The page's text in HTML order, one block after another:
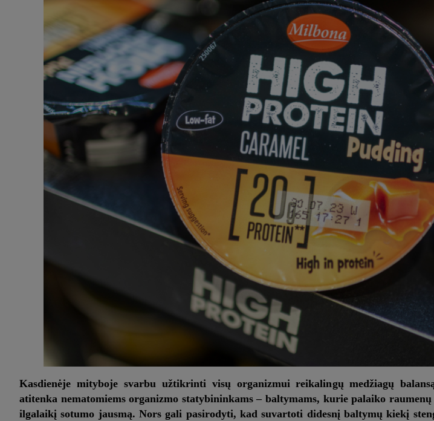
Kasdienėje mityboje svarbu užtikrinti visų organizmui reikalingų medžiagų
atitenka nematomiems organizmo statybininkams – baltymams, kurie palaiko
ilgalaikį sotumo jausmą. Nors gali pasirodyti, kad suvartoti didesnį baltymų kiekį